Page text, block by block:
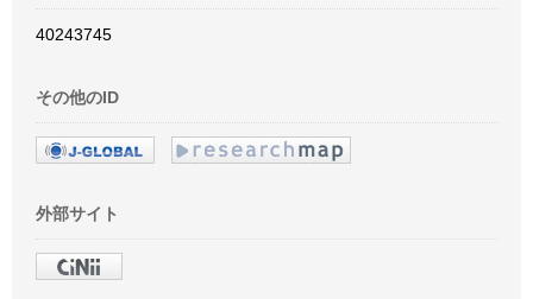
40243745
その他のID
外部サイト